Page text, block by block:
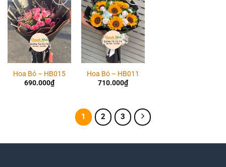
Add to
wishlist
Hoa Bó – HB015
690.000₫
Add to
wishlist
Hoa Bó – HB011
710.000₫
1 2 3